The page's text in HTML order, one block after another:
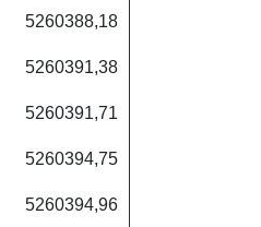
5260388,18
5260391,38
5260391,71
5260394,75
5260394,96